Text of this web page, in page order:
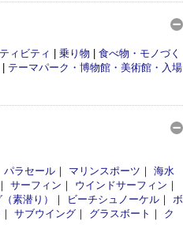
ィビティ 乗り物
食べ物・モノづく
テーマパーク・博物館・美術館・入場
パラセール ｜ マリンスポーツ ｜ 海水
｜ サーフィン ｜ ウインドサーフィン ｜
素潜り） ｜ ビーチシュノーケル ｜ ボ
｜ サブウイング ｜ グラスボート ｜ ク